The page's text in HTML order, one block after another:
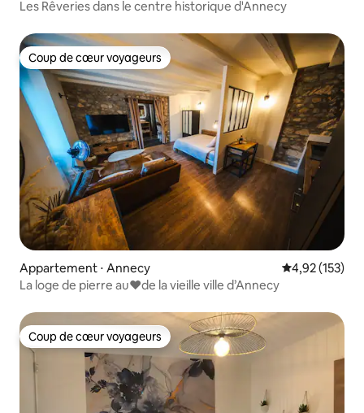
Les Rêveries dans le centre historique d'Annecy
Coup de cœur voyageurs
Coup de cœur voyageurs
Appartement ⋅ Annecy Évaluation
4,92 (153)
La loge de pierre au♥️de la vieille ville d’Annecy
Coup de cœur voyageurs
Coup de cœur voyageurs